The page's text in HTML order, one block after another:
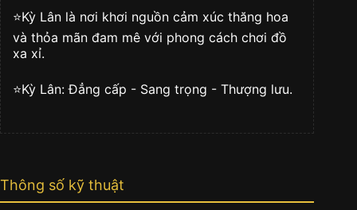
cương
số
lượng
⭐️Kỳ Lân là nơi khơi nguồn cảm xúc thăng hoa
và thỏa mãn đam mê với phong cách chơi đồ
xa xỉ.
⭐️Kỳ Lân: Đẳng cấp - Sang trọng - Thượng lưu.
Thông số kỹ thuật